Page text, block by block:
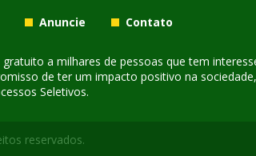
Anuncie Contato
a milhares de pessoas que tem
de ter um impacto positivo na
Seletivos.
reservados.